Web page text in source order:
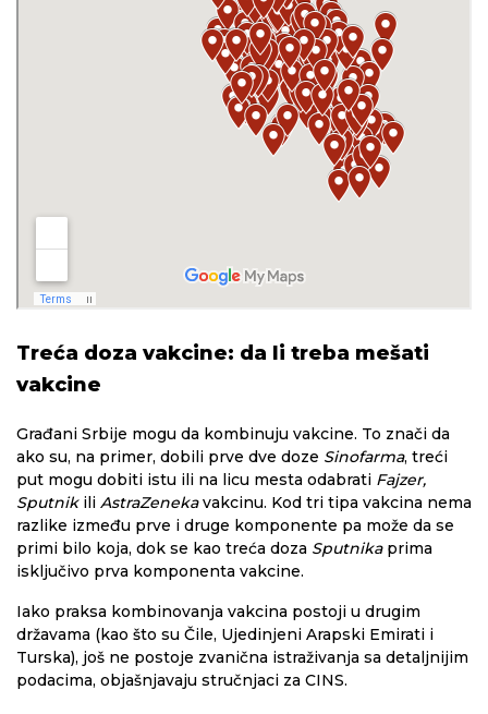
Treća doza vakcine: da li treba mešati
vakcine
Građani Srbije mogu da kombinuju vakcine. To znači da
ako su, na primer, dobili prve dve doze Sinofarma, treći
put mogu dobiti istu ili na licu mesta odabrati Fajzer,
Sputnik ili AstraZenekavakcinu. Kod tri tipa vakcina nema
razlike između prve i druge komponente pa može da se
primi bilo koja, dok se kao treća doza Sputnikaprima
isključivo prva komponenta vakcine.
Iako praksa kombinovanja vakcina postoji u drugim
državama (kao što su Čile, Ujedinjeni Arapski Emirati i
Turska), još ne postoje zvanična istraživanja sa detaljnijim
podacima, objašnjavaju stručnjaci za CINS.